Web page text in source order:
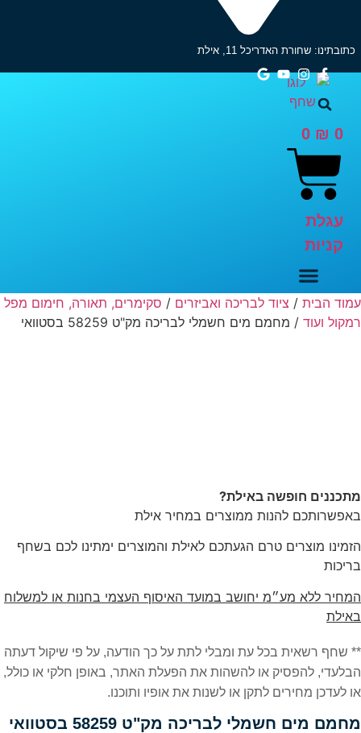
כתובתינו: שחורת האדריכל 11, אילת
₪ 0
0
עגלת
קניות
עמוד הבית / ציוד לבריכה ואביזרים / סקימרים, תאורה, חימום מפל
רמקול ועוד / מחמם מים חשמלי לבריכה מק"ט 58259 בסטוואי
מתכננים חופשה באילת?
באפשרותכם להנות ממוצרים במחיר אילת
הזמינו מוצרים טרם הגעתכם לאילת והמוצרים ימתינו לכם בשחף
בריכות
המחיר ללא מע״מ יחושב במועד האיסוף העצמי בחנות או למשלוח
באילת
** שחף רשאית בכל עת ומבלי לתת על כך הודעה, על פי שיקול דעתה
הבלעדי, להפסיק או להשהות את הפעלת האתר, באופן חלקי או כולל,
או לעדכן מחירים לתקן או לשנות את אופיו ותוכנו.
מחמם מים חשמלי לבריכה מק"ט 58259 בסטוואי